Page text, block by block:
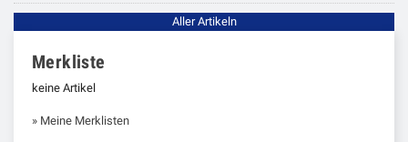
Aller Artikeln
Merkliste
keine Artikel
» Meine Merklisten